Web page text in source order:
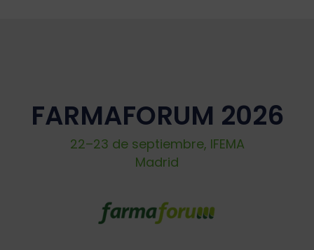
FARMAFORUM 2026
22–23 de septiembre, IFEMA
Madrid